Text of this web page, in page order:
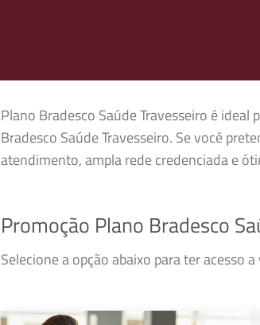
Plano Bradesco Saúde Travesseiro é
Bradesco Saúde Travesseiro. Se você
atendimento, ampla rede credenciada e
Promoção Plano Bradesco
Selecione a opção abaixo para ter acesso